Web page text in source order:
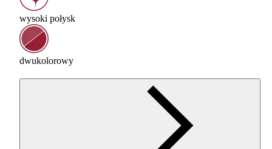
wysoki połysk
dwukolorowy